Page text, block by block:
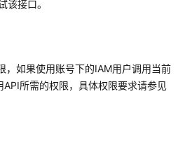
该接口。
，如果使用账号下的IAM用户调用当前
所需的权限，具体权限要求请参见